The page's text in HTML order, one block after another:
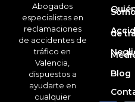
Abogados
especialistas en
reclamaciones
de accidentes de
tráfico en
Valencia,
dispuestos a
ayudarte en
cualquier
de
Blog